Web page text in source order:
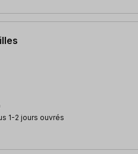
1-2 jours ouvrés